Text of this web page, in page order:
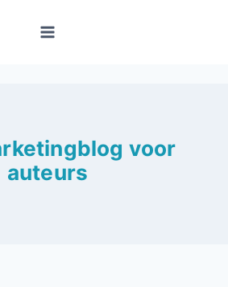
voor
auteurs